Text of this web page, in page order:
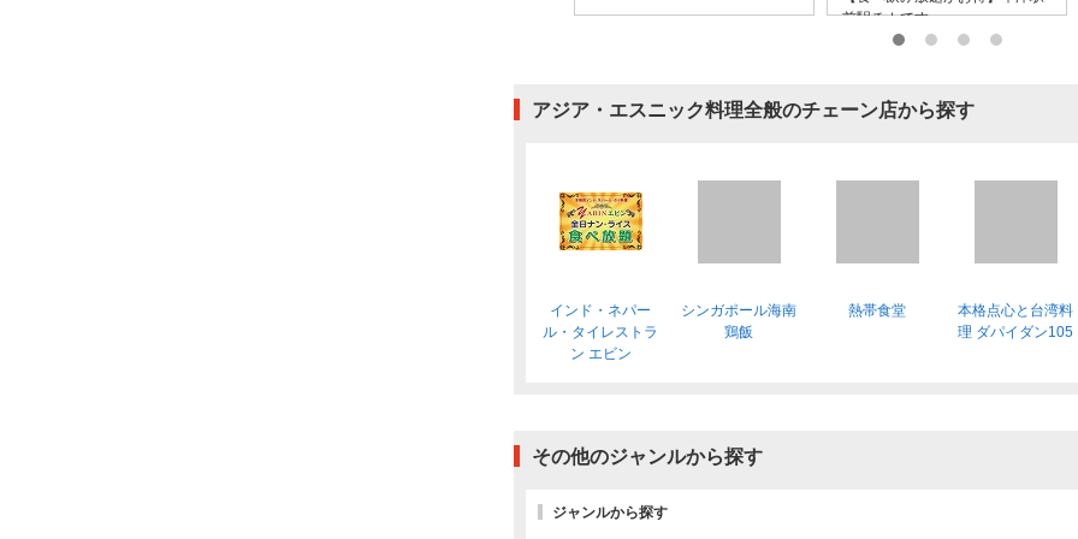
前駅チカです
アジア・エスニック料理全般のチェーン店から探す
インド・ネパー
ル・タイレストラ
ン エビン
シンガポール海南
鶏飯
熱帯食堂
本格点心と台湾料
理 ダパイダン105
その他のジャンルから探す
ジャンルから探す